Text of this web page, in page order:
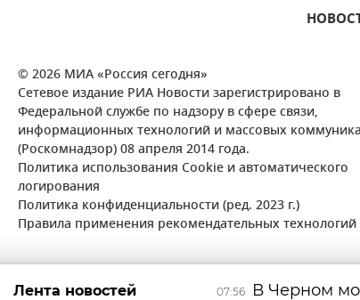
© 2026 МИА «Россия сегодня»
Сетевое издание РИА Новости зарегистрировано в
Федеральной службе по надзору в сфере связи,
информационных технологий и массовых
(Роскомнадзор) 08 апреля 2014 года.
Политика использования Cookie и автоматического
логирования
Политика конфиденциальности (ред. 2023 г.)
Правила применения рекомендательных технологий
07:56 В Черном
Лента новостей